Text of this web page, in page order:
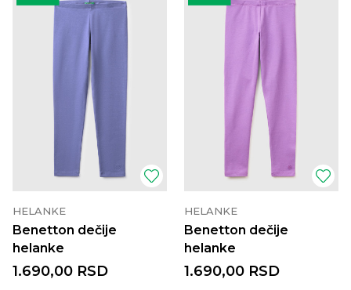
HELANKE
Benetton dečije
helanke
1.690,00 RSD
HELANKE
Benetton dečije
helanke
1.690,00 RSD